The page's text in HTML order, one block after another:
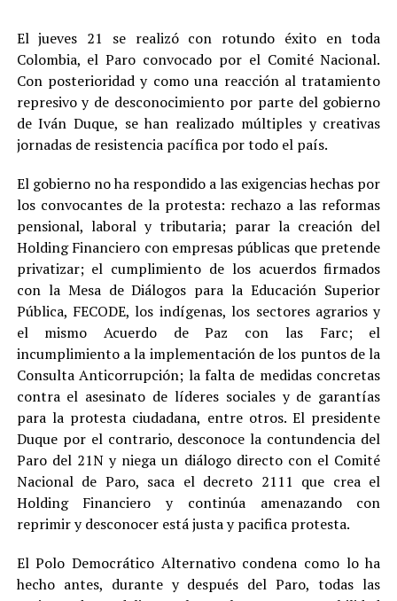
El jueves 21 se realizó con rotundo éxito en toda
Colombia, el Paro convocado por el Comité Nacional.
Con posterioridad y como una reacción al tratamiento
represivo y de desconocimiento por parte del gobierno
de Iván Duque, se han realizado múltiples y creativas
jornadas de resistencia pacífica por todo el país.
El gobierno no ha respondido a las exigencias hechas por
los convocantes de la protesta: rechazo a las reformas
pensional, laboral y tributaria; parar la creación del
Holding Financiero con empresas públicas que pretende
privatizar; el cumplimiento de los acuerdos firmados
con la Mesa de Diálogos para la Educación Superior
Pública, FECODE, los indígenas, los sectores agrarios y
el mismo Acuerdo de Paz con las Farc; el
incumplimiento a la implementación de los puntos de la
Consulta Anticorrupción; la falta de medidas concretas
contra el asesinato de líderes sociales y de garantías
para la protesta ciudadana, entre otros. El presidente
Duque por el contrario, desconoce la contundencia del
Paro del 21N y niega un diálogo directo con el Comité
Nacional de Paro, saca el decreto 2111 que crea el
Holding Financiero y continúa amenazando con
reprimir y desconocer está justa y pacifica protesta.
El Polo Democrático Alternativo condena como lo ha
hecho antes, durante y después del Paro, todas las